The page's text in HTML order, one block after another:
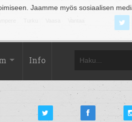
Jaamme myös sosiaalisen
Info